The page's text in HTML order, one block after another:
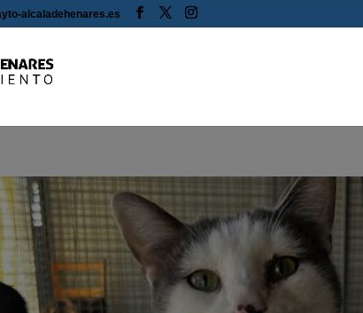
alcaladehenares.es